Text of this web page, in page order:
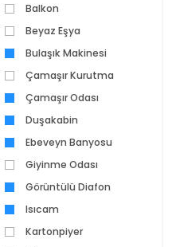
Balkon
Beyaz Eşya
Bulaşık Makinesi
Çamaşır Kurutma
Makinesi
Çamaşır Odası
Duşakabin
Ebeveyn Banyosu
Giyinme Odası
Görüntülü Diafon
Isıcam
Kartonpiyer